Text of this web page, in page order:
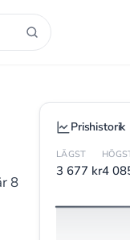
8
Prishistorik
LÄGST
3 677 kr4